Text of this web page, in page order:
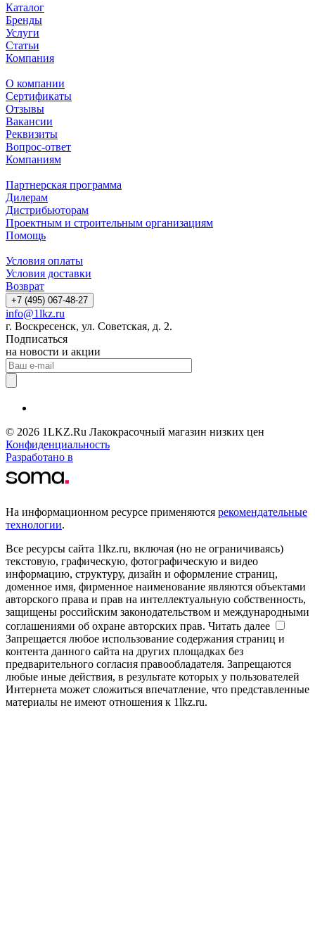
Каталог
Бренды
Услуги
Статьи
Компания
О компании
Сертификаты
Отзывы
Вакансии
Реквизиты
Вопрос-ответ
Компаниям
Партнерская программа
Дилерам
Дистрибьюторам
Проектным и строительным организациям
Помощь
Условия оплаты
Условия доставки
Возврат
+7 (495) 067-48-27
info@1lkz.ru
г. Воскресенск, ул. Советская, д. 2.
Подписаться
на новости и акции
© 2026 1LKZ.Ru Лакокрасочный магазин низких цен
Конфиденциальность
Разработано в
На информационном ресурсе применяются рекомендательные
технологии.
Все ресурсы сайта 1lkz.ru, включая (но не ограничиваясь)
текстовую, графическую, фотографическую и видео
информацию, структуру, дизайн и оформление страниц,
доменное имя, фирменное наименование являются объектами
авторского права и прав на интеллектуальную собственность,
защищены российским законодательством и международными
соглашениями об охране авторских прав. Читать далее
Запрещается любое использование содержания страниц и
контента данного сайта на других площадках без
предварительного согласия правообладателя. Запрещаются
любые иные действия, в результате которых у пользователей
Интернета может сложиться впечатление, что представленные
материалы не имеют отношения к 1lkz.ru.